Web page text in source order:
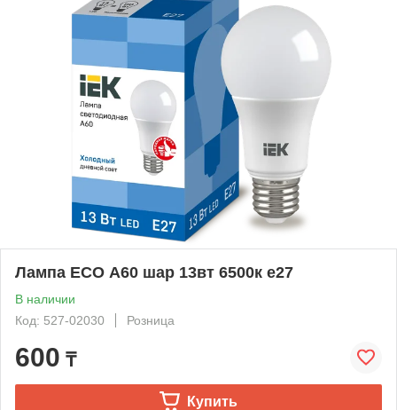
Лампа ECO А60 шар 13вт 6500к е27
В наличии
Код: 527-02030
Розница
600 ₸
Купить